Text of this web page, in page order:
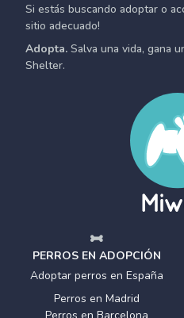
Si estás buscando adoptar o
sitio adecuado!
Adopta. Salva una vida, gana
Shelter.
PERROS EN ADOPCIÓN
Adoptar perros en España
Perros en Madrid
Perros en Barcelona